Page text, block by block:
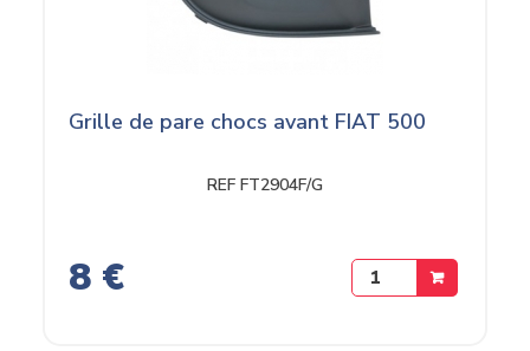
Grille de pare chocs avant FIAT 500
REF FT2904F/G
8 €